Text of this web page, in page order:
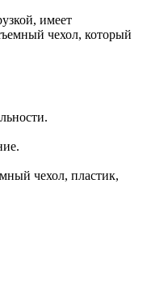
имеет
чехол, который
чехол, пластик,